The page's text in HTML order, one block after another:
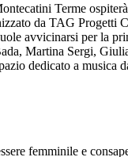
Terme
da TAG Progetti
avvicinarsi per la
Martina Sergi,
dedicato a musica
femminile e